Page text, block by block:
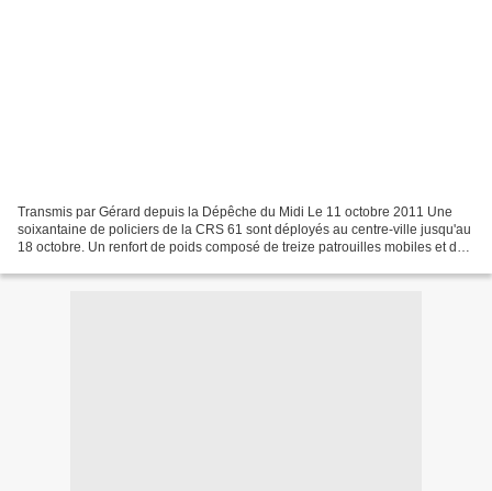
Transmis par Gérard depuis la Dépêche du Midi Le 11 octobre 2011 Une
soixantaine de policiers de la CRS 61 sont déployés au centre-ville jusqu'au
18 octobre. Un renfort de poids composé de treize patrouilles mobiles et de